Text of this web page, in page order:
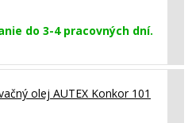
do 3-4 pracovných dní.
olej AUTEX Konkor 101